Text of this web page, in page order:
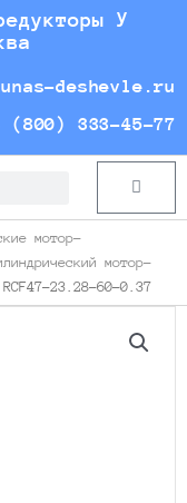
У
deshevle.ru
(800) 333-45-77
Cart
мотор-
мотор-
23.28-60-0.37